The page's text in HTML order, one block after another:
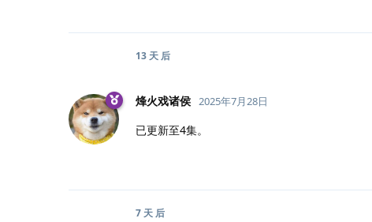
13 天 后
烽火戏诸侯 2025年7月28日
已更新至4集。
7 天 后